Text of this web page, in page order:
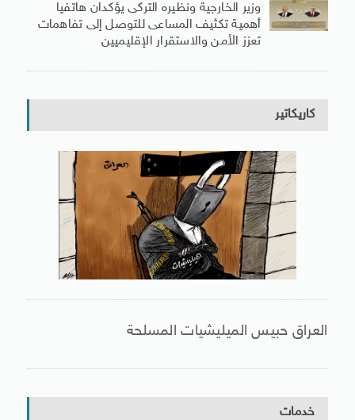
وزير الخارجية ونظيره التركى يؤكدان هاتفيا
أهمية تكثيف المساعى للتوصل إلى تفاهمات
تعزز الأمن والاستقرار الإقليميين
كاريكاتير
العراق حبيس الميليشيات المسلحة
خدمات